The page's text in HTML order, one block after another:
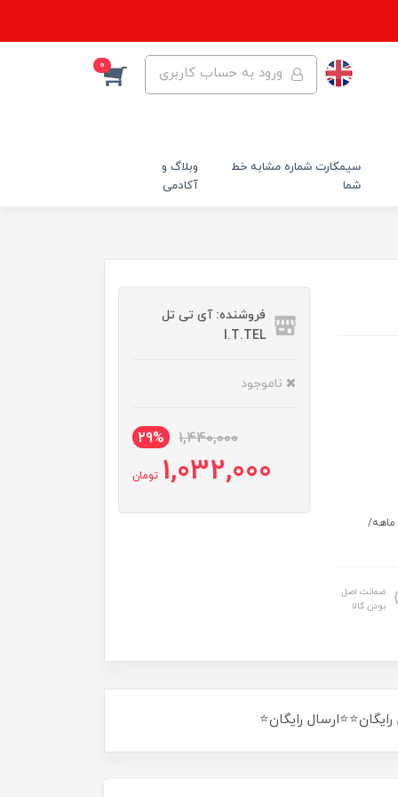
ورود به حساب کاربری 0
سیمکارت شماره مشابه خط
شما
وبلاگ و
آکادمی
هدایای ویژه همراه با سیم کارت: 900 پیامک رایگان / 20 گیگ اینترنت 6 ماهه/
ضمانت اصل
بودن کالا
فروشنده: آی تی تل
I.T.TEL
ناموجود
1,440,000
29%
1,032,000 تومان
رایگان⭐